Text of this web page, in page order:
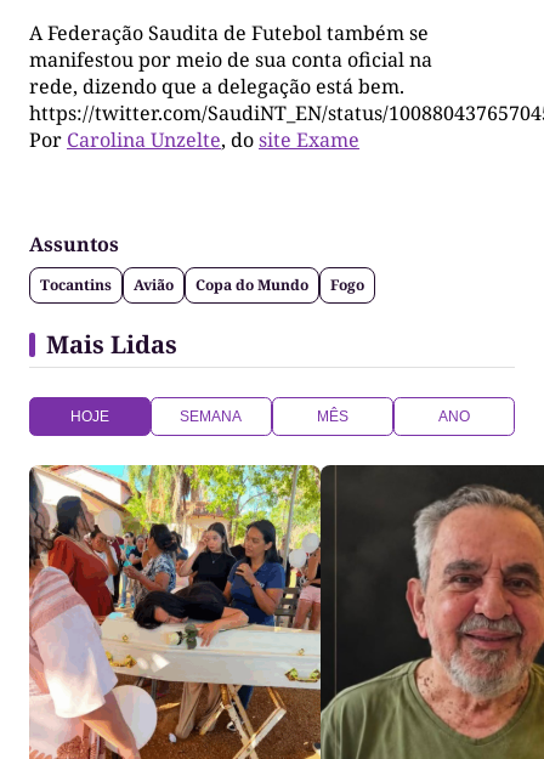
A Federação Saudita de Futebol também se
manifestou por meio de sua conta oficial na
rede, dizendo que a delegação está bem.
https://twitter.com/SaudiNT_EN/status/
Por Carolina Unzelte, dosite Exame
Assuntos
Tocantins Avião Copa do Mundo Fogo
Mais Lidas
HOJE SEMANA MÊS ANO